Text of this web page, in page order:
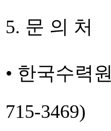
5. 문 의 처
• 한국수력
715-3469)